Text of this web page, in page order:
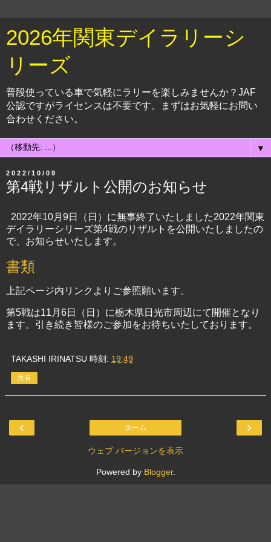
2026年関東デイラリーシ
リーズ
普段使っている車で気軽にラリーを楽しみませんか？JAF
公認ですがライセンスは不要です。まずはお気軽にお問い
合わせください。
▼
2022/10/09
第4戦リザルト公開のお知らせ
2022年10月9日（日）に無事終了いたしました2022年関東
デイラリーシリーズ第4戦のリザルトを公開いたしましたの
で、お知らせいたします。
書類
上記ページ内リンクよりご参照願います。
第5戦は11月6日（日）に栃木県日光市周辺にて開催となり
ます。引き続き皆様のご参加をお待ちいたしております。
TAKASHI IRINATSU 時刻: 19:49
共有
‹ ›
ホーム
ウェブ バージョンを表示
Powered by Blogger.